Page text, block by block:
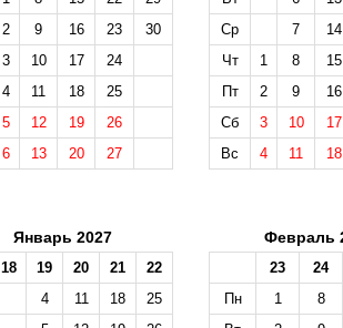
2 9 16 23
30
3 10 17
24
4 11 18
25
5 12 19
26
6 13 20 27
Ср
7 14
Чт
1 8 15
Пт
2 9 16
Сб
3 10 17
Вс
4 11 18
Январь 2027
18 19 20 21
22
4 11 18
25
Февраль
23 24
Пн
1 8